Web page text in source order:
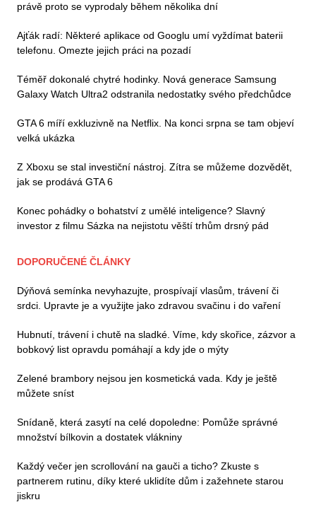
právě proto se vyprodaly během několika dní
Ajťák radí: Některé aplikace od Googlu umí vyždímat baterii
telefonu. Omezte jejich práci na pozadí
Téměř dokonalé chytré hodinky. Nová generace Samsung
Galaxy Watch Ultra2 odstranila nedostatky svého předchůdce
GTA 6 míří exkluzivně na Netflix. Na konci srpna se tam objeví
velká ukázka
Z Xboxu se stal investiční nástroj. Zítra se můžeme dozvědět,
jak se prodává GTA 6
Konec pohádky o bohatství z umělé inteligence? Slavný
investor z filmu Sázka na nejistotu věští trhům drsný pád
DOPORUČENÉ ČLÁNKY
Dýňová semínka nevyhazujte, prospívají vlasům, trávení či
srdci. Upravte je a využijte jako zdravou svačinu i do vaření
Hubnutí, trávení i chutě na sladké. Víme, kdy skořice, zázvor a
bobkový list opravdu pomáhají a kdy jde o mýty
Zelené brambory nejsou jen kosmetická vada. Kdy je ještě
můžete sníst
Snídaně, která zasytí na celé dopoledne: Pomůže správné
množství bílkovin a dostatek vlákniny
Každý večer jen scrollování na gauči a ticho? Zkuste s
partnerem rutinu, díky které uklidíte dům i zažehnete starou
jiskru